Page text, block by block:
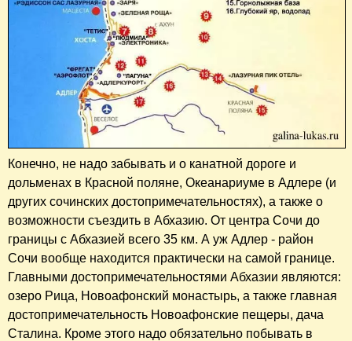
Конечно, не надо забывать и о канатной дороге и
дольменах в Красной поляне, Океанариуме в Адлере (и
других сочинских достопримечательностях), а также о
возможности съездить в Абхазию. От центра Сочи до
границы с Абхазией всего 35 км. А уж Адлер - район
Сочи вообще находится практически на самой границе.
Главными достопримечательностями Абхазии являются:
озеро Рица, Новоафонский монастырь, а также главная
достопримечательность Новоафонские пещеры, дача
Сталина. Кроме этого надо обязательно побывать в